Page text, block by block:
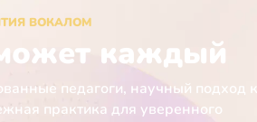
ВОКАЛОМ
каждый
педагоги, научный подход к
практика для уверенного